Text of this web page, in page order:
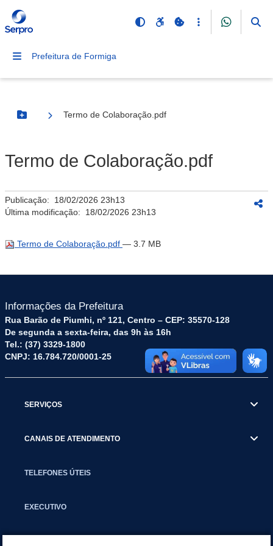
Prefeitura de Formiga
Botão Menu
Termo de Colaboração.pdf
Termo de Colaboração.pdf
Publicação: 18/02/2026 23h13
Última modificação: 18/02/2026 23h13
Termo de Colaboração.pdf — 3.7 MB
Informações da Prefeitura
Rua Barão de Piumhi, nº 121, Centro – CEP: 35570-128
De segunda a sexta-feira, das 9h às 16h
Tel.: (37) 3329-1800
CNPJ: 16.784.720/0001-25
SERVIÇOS
CANAIS DE ATENDIMENTO
TELEFONES ÚTEIS
EXECUTIVO